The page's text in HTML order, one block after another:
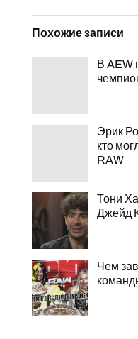
Похожие записи
В AEW
Эрик
кто
RAW
Тони
Джейд
Чем